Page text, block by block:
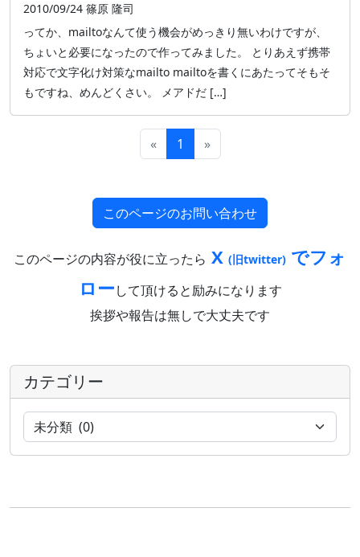
2010/09/24 篠原 隆司
ってか、mailtoなんて使う機会がめっきり無いわけですが、
ちょいと必要になったので作ってみました。 とりあえず携帯
対応で文字化け対策なmailto mailtoを書くにあたってそもそ
もですね、めんどくさい。 メアドだ […]
« 1 »
このページのお問い合わせ
このページの内容が役に立ったら X (旧twitter) でフォ
ローして頂けると励みになります
挨拶や報告は無しで大丈夫です
カテゴリー